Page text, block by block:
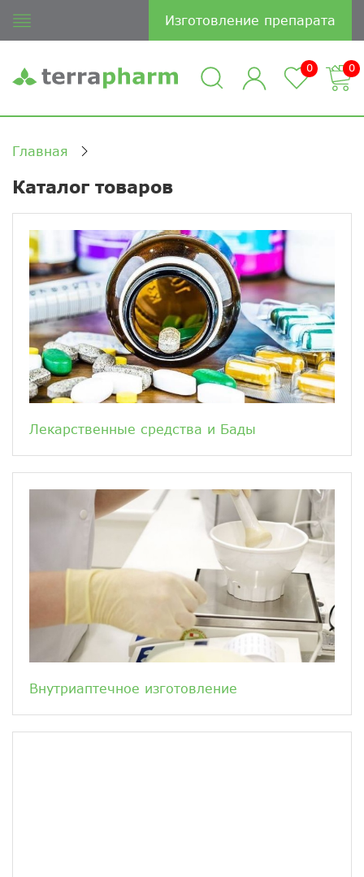
Изготовление препарата
0 0
Главная
Каталог товаров
Лекарственные средства и Бады
Внутриаптечное изготовление